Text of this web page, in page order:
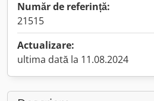
Număr de referință:
21515
Actualizare:
ultima dată la 11.08.2024